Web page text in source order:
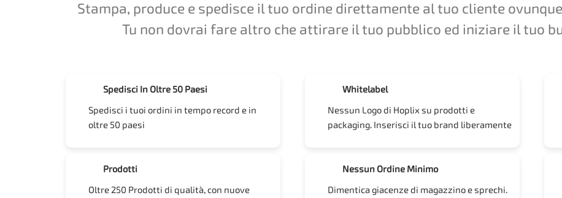
Stampa, produce e spedisce il tuo ordine direttamente al tuo cliente
Tu non dovrai fare altro che attirare il tuo pubblico ed iniziare il tuo
Spedisci In Oltre 50 Paesi
Spedisci i tuoi ordini in tempo record e in
oltre 50 paesi
Whitelabel
Nessun Logo di Hoplix su prodotti e
packaging. Inserisci il tuo brand liberamente
Prodotti
Oltre 250 Prodotti di qualità, con nuove
Nessun Ordine Minimo
Dimentica giacenze di magazzino e sprechi.